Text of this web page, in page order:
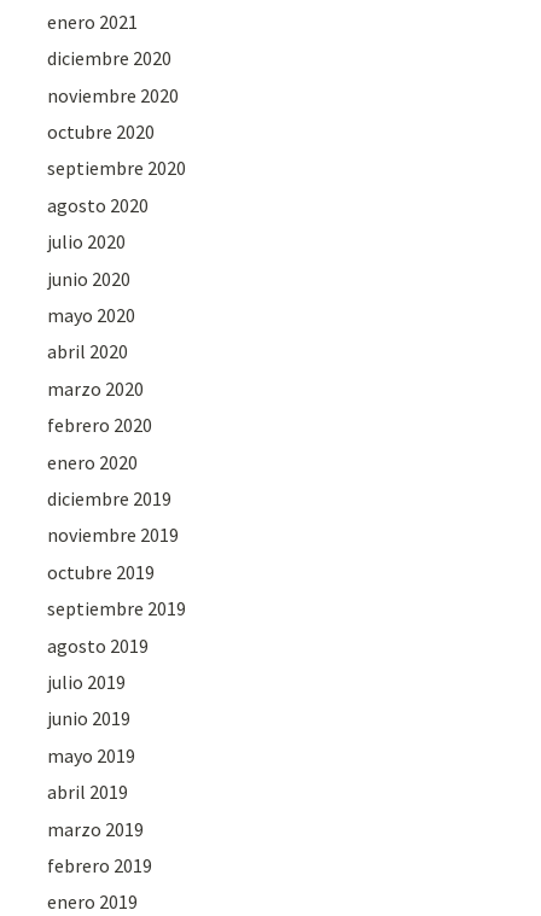
enero 2021
diciembre 2020
noviembre 2020
octubre 2020
septiembre 2020
agosto 2020
julio 2020
junio 2020
mayo 2020
abril 2020
marzo 2020
febrero 2020
enero 2020
diciembre 2019
noviembre 2019
octubre 2019
septiembre 2019
agosto 2019
julio 2019
junio 2019
mayo 2019
abril 2019
marzo 2019
febrero 2019
enero 2019